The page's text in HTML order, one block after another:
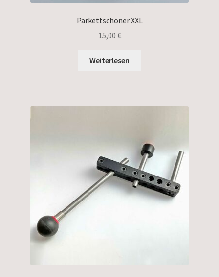
Parkettschoner XXL
15,00 €
Weiterlesen